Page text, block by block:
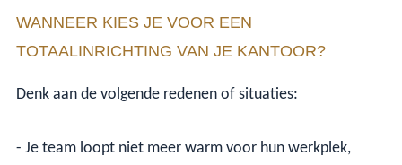
WANNEER KIES JE VOOR EEN
TOTAALINRICHTING VAN JE KANTOOR?
Denk aan de volgende redenen of situaties:
- Je team loopt niet meer warm voor hun werkplek,